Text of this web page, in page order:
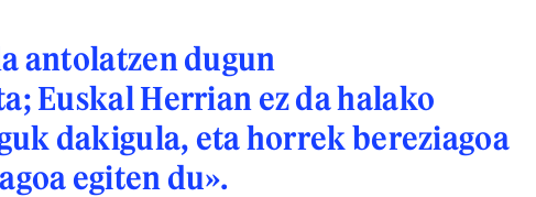
antolatzen dugun
Euskal Herrian ez da halako
dakigula, eta horrek bereziagoa
egiten du».